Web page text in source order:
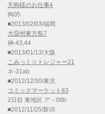
天狗様のお仕事4
狗05
■2013/02/03/福岡
大⑨州東方祭7
神-43,44
■2013/01/13/大阪
こみっく☆トレジャー21
ネ-31ab
■2012/12/30/東京
コミックマーケット83
2日目 東地区 ア－08b
■2012/11/25/新潟